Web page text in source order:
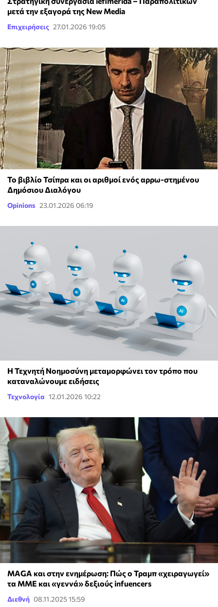
μετά την εξαγορά της New Media
Επιχειρήσεις 27.01.2026 19:05
Το βιβλίο Τσίπρα και οι αριθμοί ενός αρρω-στημένου
Δημόσιου Διαλόγου
Opinions 23.01.2026 06:19
Η Τεχνητή Νοημοσύνη μεταμορφώνει τον τρόπο που
καταναλώνουμε ειδήσεις
Τεχνολογία 12.01.2026 10:22
MAGA και στην ενημέρωση: Πώς ο Τραμπ «χειραγωγεί»
τα ΜΜΕ και «γεννά» δεξιούς infuencers
Διεθνή 08.11.2025 15:59